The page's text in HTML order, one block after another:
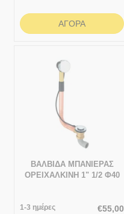
ΑΓΟΡΆ
ΒΑΛΒΙΔΑ ΜΠΑΝΙΕΡΑΣ
ΟΡΕΙΧΑΛΚΙΝΗ 1" 1/2 Φ40
1-3 ημέρες €55,00